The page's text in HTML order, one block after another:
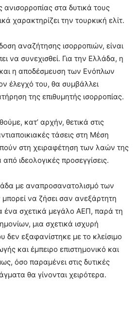
ανισορροπίας στα δυτικά τους
χαρακτηρίζει την τουρκική ελίτ.
αναζήτησης ισορροπιών, είναι
να συνεχισθεί. Για την Ελλάδα, η
η αποδέσμευση των Ενόπλων
έλεγχό του, θα συμβάλλει
της επιθυμητής ισορροπίας.
κατ’ αρχήν, θετικά στις
τάσεις στη Μέση
στη χειραφέτηση των λαών της
ιδεολογικές προσεγγίσεις.
με αναπροσανατολισμό των
να ζήσει σαν ανεξάρτητη
ένα σχετικά μεγάλο ΑΕΠ, παρά τη
μια σχετικά ισχυρή
εξαφανίστηκε με το κλείσιμο
και έμπειρο επιστημονικό και
όσο παραμένει στις δυτικές
θα γίνονται χειρότερα.